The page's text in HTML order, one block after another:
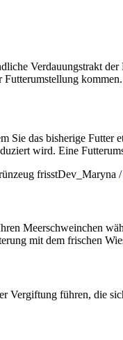
Verdauungstrakt
Futterumstellung kommen.
Sie das bisherige
wird. Eine
Dev_Maryna /
Meerschweinchen
mit dem frischen
Vergiftung führen, die